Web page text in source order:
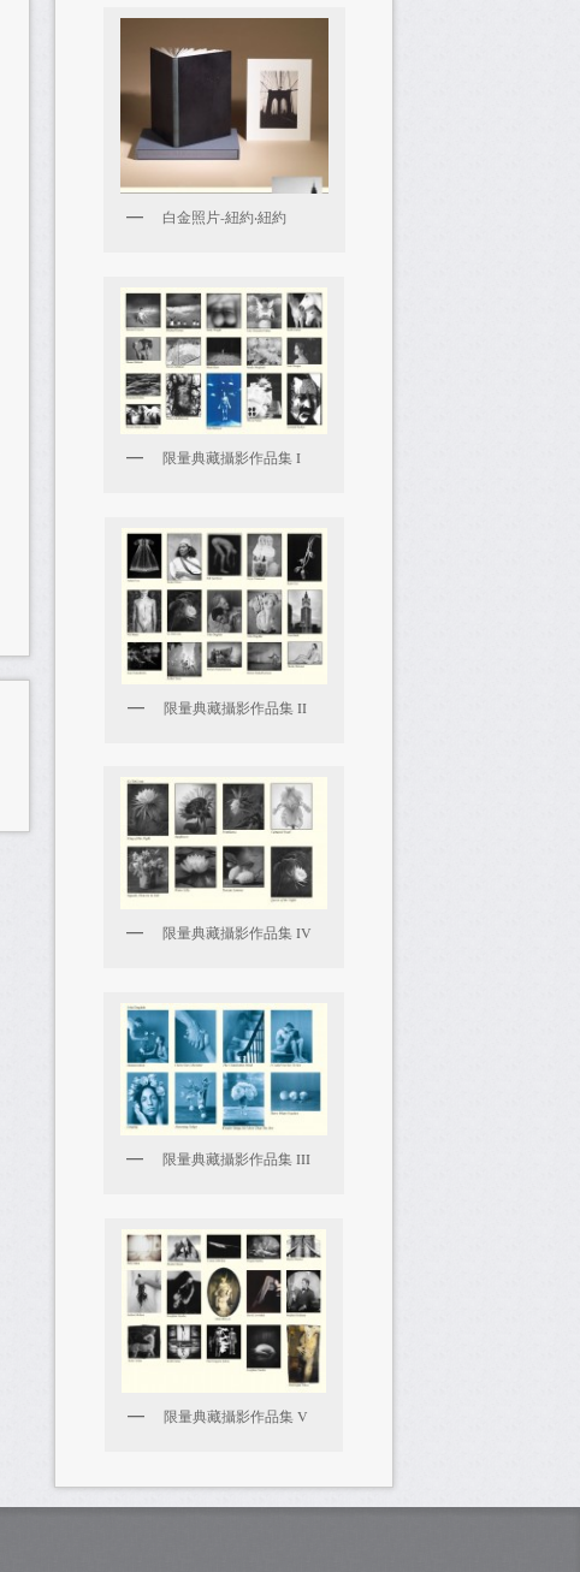
白金照片-紐約‧紐約
限量典藏攝影作品集 I
限量典藏攝影作品集 II
限量典藏攝影作品集 IV
限量典藏攝影作品集 III
限量典藏攝影作品集 V